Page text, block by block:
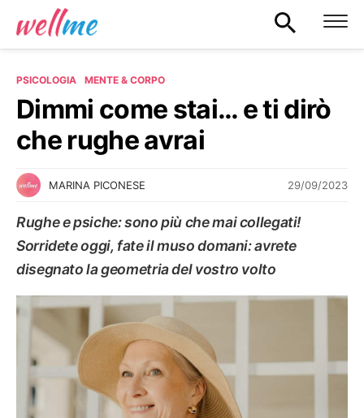
PSICOLOGIA MENTE & CORPO
Dimmi come stai… e ti dirò
che rughe avrai
MARINA PICONESE 29/09/2023
Rughe e psiche: sono più che mai collegati!
Sorridete oggi, fate il muso domani: avrete
disegnato la geometria del vostro volto
MENTE & CORPO